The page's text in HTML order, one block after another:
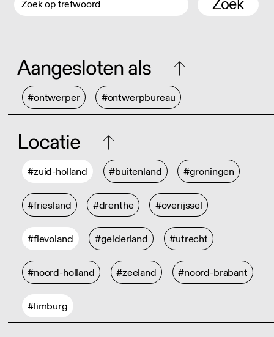
Zoek
Aangesloten als
#ontwerper #ontwerpbureau
Locatie
#zuid-holland #buitenland #groningen
#friesland #drenthe #overijssel
#flevoland #gelderland #utrecht
#noord-holland #zeeland #noord-brabant
#limburg